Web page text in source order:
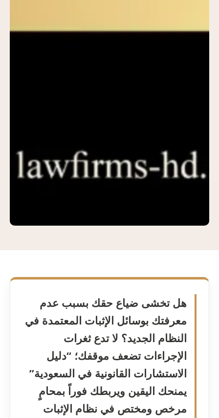
هل تخشى ضياع حقك بسبب عدم
معرفتك بوسائل الإثبات المعتمدة في
النظام الجديد؟ لا تدع ثغرات
الإجراءات تضعف موقفك؛ “دليل
الاستشارات القانونية في السعودية”
يمنحك اليقين ويربطك فوراً بمحامٍ
مرخص ومختص في نظام الإثبات